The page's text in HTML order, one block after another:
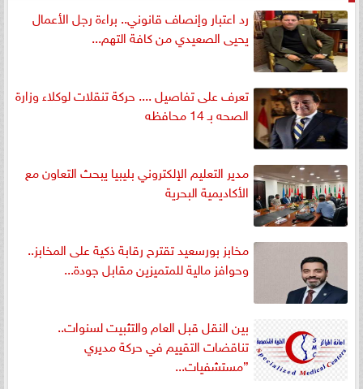
رد اعتبار وإنصاف قانوني.. براءة رجل الأعمال
يحيى الصعيدي من كافة التهم...
تعرف على تفاصيل .... حركة تنقلات لوكلاء وزارة
الصحه بـ 14 محافظه
مدير التعليم الإلكتروني بليبيا يبحث التعاون مع
الأكاديمية البحرية
مخابز بورسعيد تقترح رقابة ذكية على المخابز..
وحوافز مالية للمتميزين مقابل جودة...
بين النقل قبل العام والتثبيت لسنوات..
تناقضات التقييم في حركة مديري
”مستشفيات...